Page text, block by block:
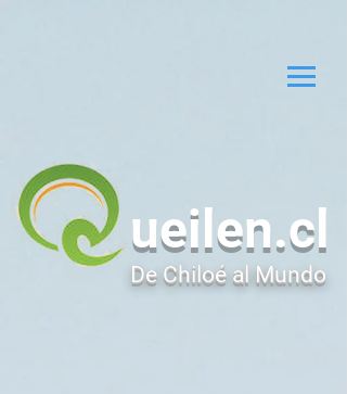
ueilen.cl
De Chiloé al Mundo